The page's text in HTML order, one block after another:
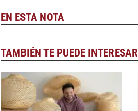
EN ESTA NOTA
TAMBIÉN TE PUEDE INTERESAR